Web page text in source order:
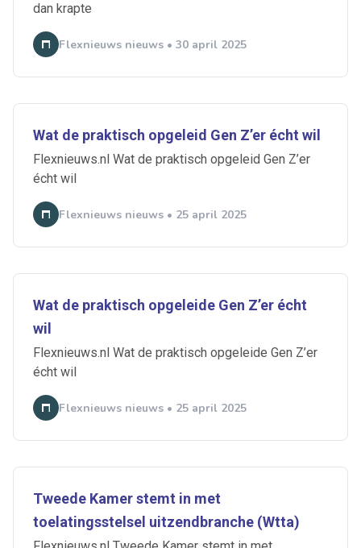
dan krapte
Flexnieuws nieuws • 30 april 2025
Wat de praktisch opgeleid Gen Z’er écht wil
Flexnieuws.nl Wat de praktisch opgeleid Gen Z’er
écht wil
Flexnieuws nieuws • 25 april 2025
Wat de praktisch opgeleide Gen Z’er écht
wil
Flexnieuws.nl Wat de praktisch opgeleide Gen Z’er
écht wil
Flexnieuws nieuws • 25 april 2025
Tweede Kamer stemt in met
toelatingsstelsel uitzendbranche (Wtta)